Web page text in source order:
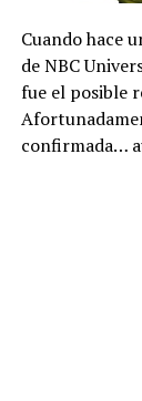
Cuando hace
de NBC
fue el posible
confirmada…